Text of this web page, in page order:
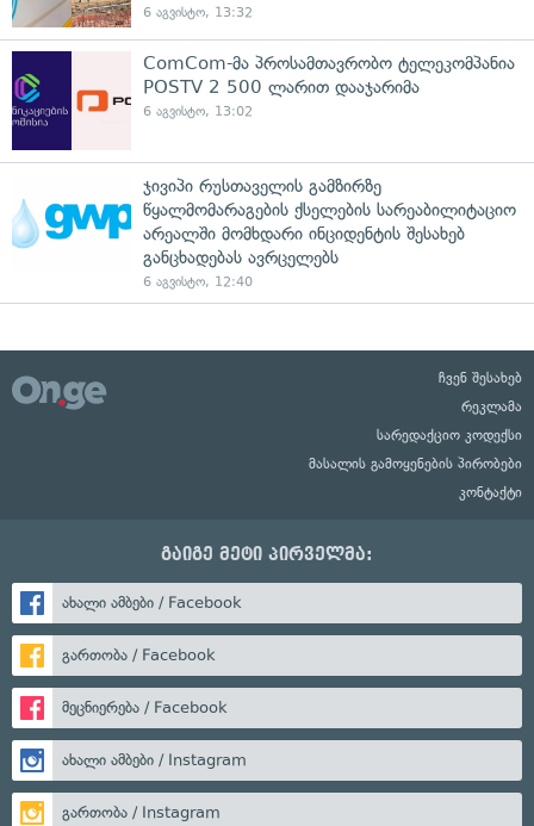
6 აგვისტო, 13:32
ComCom-მა პროსამთავრობო ტელეკომპანია
POSTV 2 500 ლარით დააჯარიმა
6 აგვისტო, 13:02
ჯივიპი რუსთაველის გამზირზე
წყალმომარაგების ქსელების სარეაბილიტაციო
არეალში მომხდარი ინციდენტის შესახებ
განცხადებას ავრცელებს
6 აგვისტო, 12:40
ჩვენ შესახებ
რეკლამა
სარედაქციო კოდექსი
მასალის გამოყენების პირობები
კონტაქტი
გაიგე მეტი პირველმა:
ახალი ამბები / Facebook
გართობა / Facebook
მეცნიერება / Facebook
ახალი ამბები / Instagram
გართობა / Instagram